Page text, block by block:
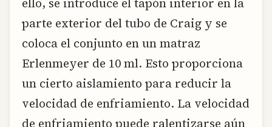
ello, se introduce el tapón interior en la
parte exterior del tubo de Craig y se
coloca el conjunto en un matraz
Erlenmeyer de 10 ml. Esto proporciona
un cierto aislamiento para reducir la
velocidad de enfriamiento. La velocidad
de enfriamiento puede ralentizarse aún